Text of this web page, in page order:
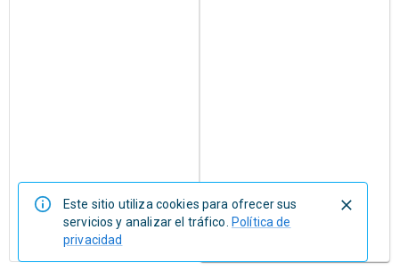
Este sitio utiliza cookies para ofrecer sus
servicios y analizar el tráfico.
Política de
privacidad